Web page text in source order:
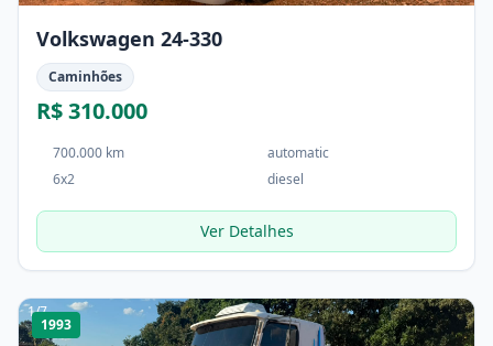
Volkswagen 24-330
Caminhões
R$ 310.000
700.000 km
automatic
6x2
diesel
Ver Detalhes
1/7
1993